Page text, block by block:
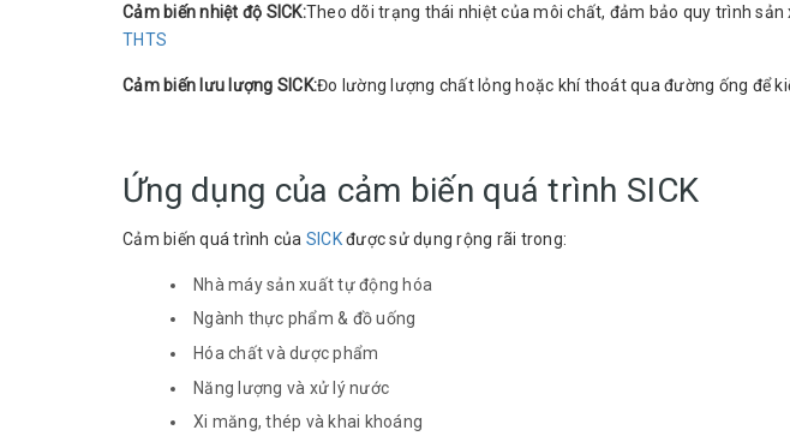
Cảm biến nhiệt độ SICK:Theo dõi trạng thái nhiệt của môi chất, đảm bảo quy trình
THTS
Cảm biến lưu lượng SICK:Đo lường lượng chất lỏng hoặc khí thoát qua đường ống để
Ứng dụng của cảm biến quá trình SICK
Cảm biến quá trình của SICKđược sử dụng rộng rãi trong:
Nhà máy sản xuất tự động hóa
Ngành thực phẩm & đồ uống
Hóa chất và dược phẩm
Năng lượng và xử lý nước
Xi măng, thép và khai khoáng